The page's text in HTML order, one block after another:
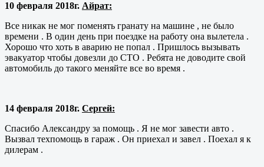
10 февраля 2018г. Айрат:
Все никак не мог поменять гранату на машине , не было
времени . В один день при поездке на работу она вылетела .
Хорошо что хоть в аварию не попал . Пришлось вызывать
эвакуатор чтобы довезли до СТО . Ребята не доводите свой
автомобиль до такого меняйте все во время .
14 февраля 2018г. Сергей:
Спасибо Александру за помощь . Я не мог завести авто .
Вызвал техпомощь в гараж . Он приехал и завел . Поехал я к
дилерам .